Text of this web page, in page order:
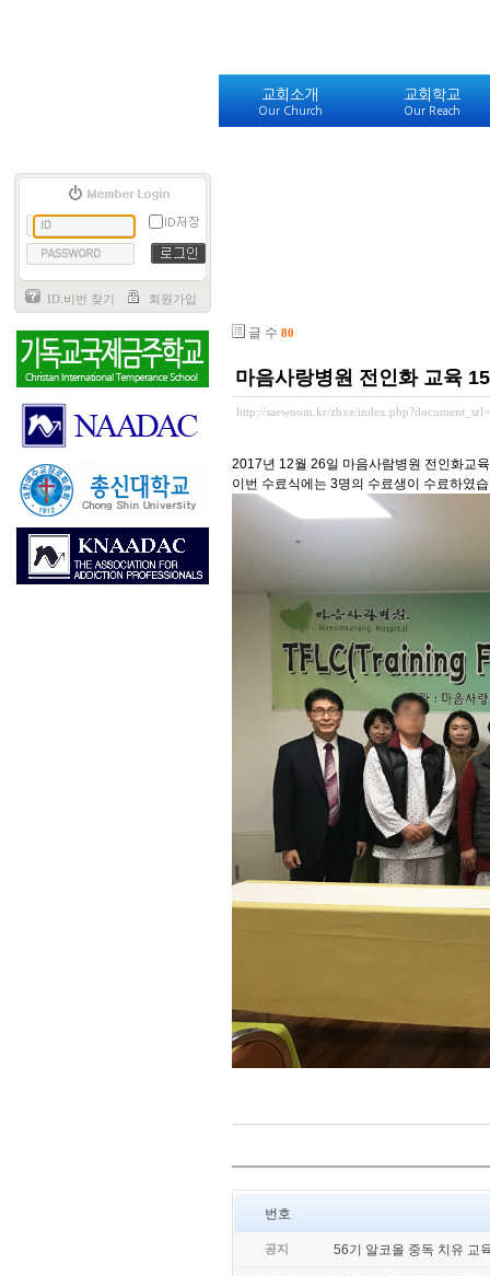
교회소개
Our Church
교회학교
Our Reach
ID.비번 찾기 회원가입
글 수 80
마음사랑병원 전인화 교육
http://saewoom.kr/zbxe/
2017년 12월 26일 마음사람병원 전인화교
이번 수료식에는 3명의 수료생이 수료하였
번호
공지 56기 알코올 중독 치유 교